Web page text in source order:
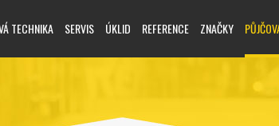
TECHNIKA SERVIS ÚKLID REFERENCE ZNAČKY